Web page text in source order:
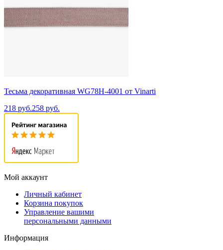
Тесьма декоративная WG78H-4001 от Vinarti
218 руб.258 руб.
Мой аккаунт
Личный кабинет
Корзина покупок
Управление вашими
персональными данными
Информация